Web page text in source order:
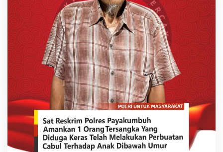
a
d
a
A
n
a
k
D
i
b
a
w
a
h
U
m
u